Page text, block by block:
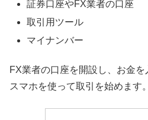
証券口座やFX業者の口座
取引用ツール
マイナンバー
FX業者の口座を開設し、お金
スマホを使って取引を始めます。